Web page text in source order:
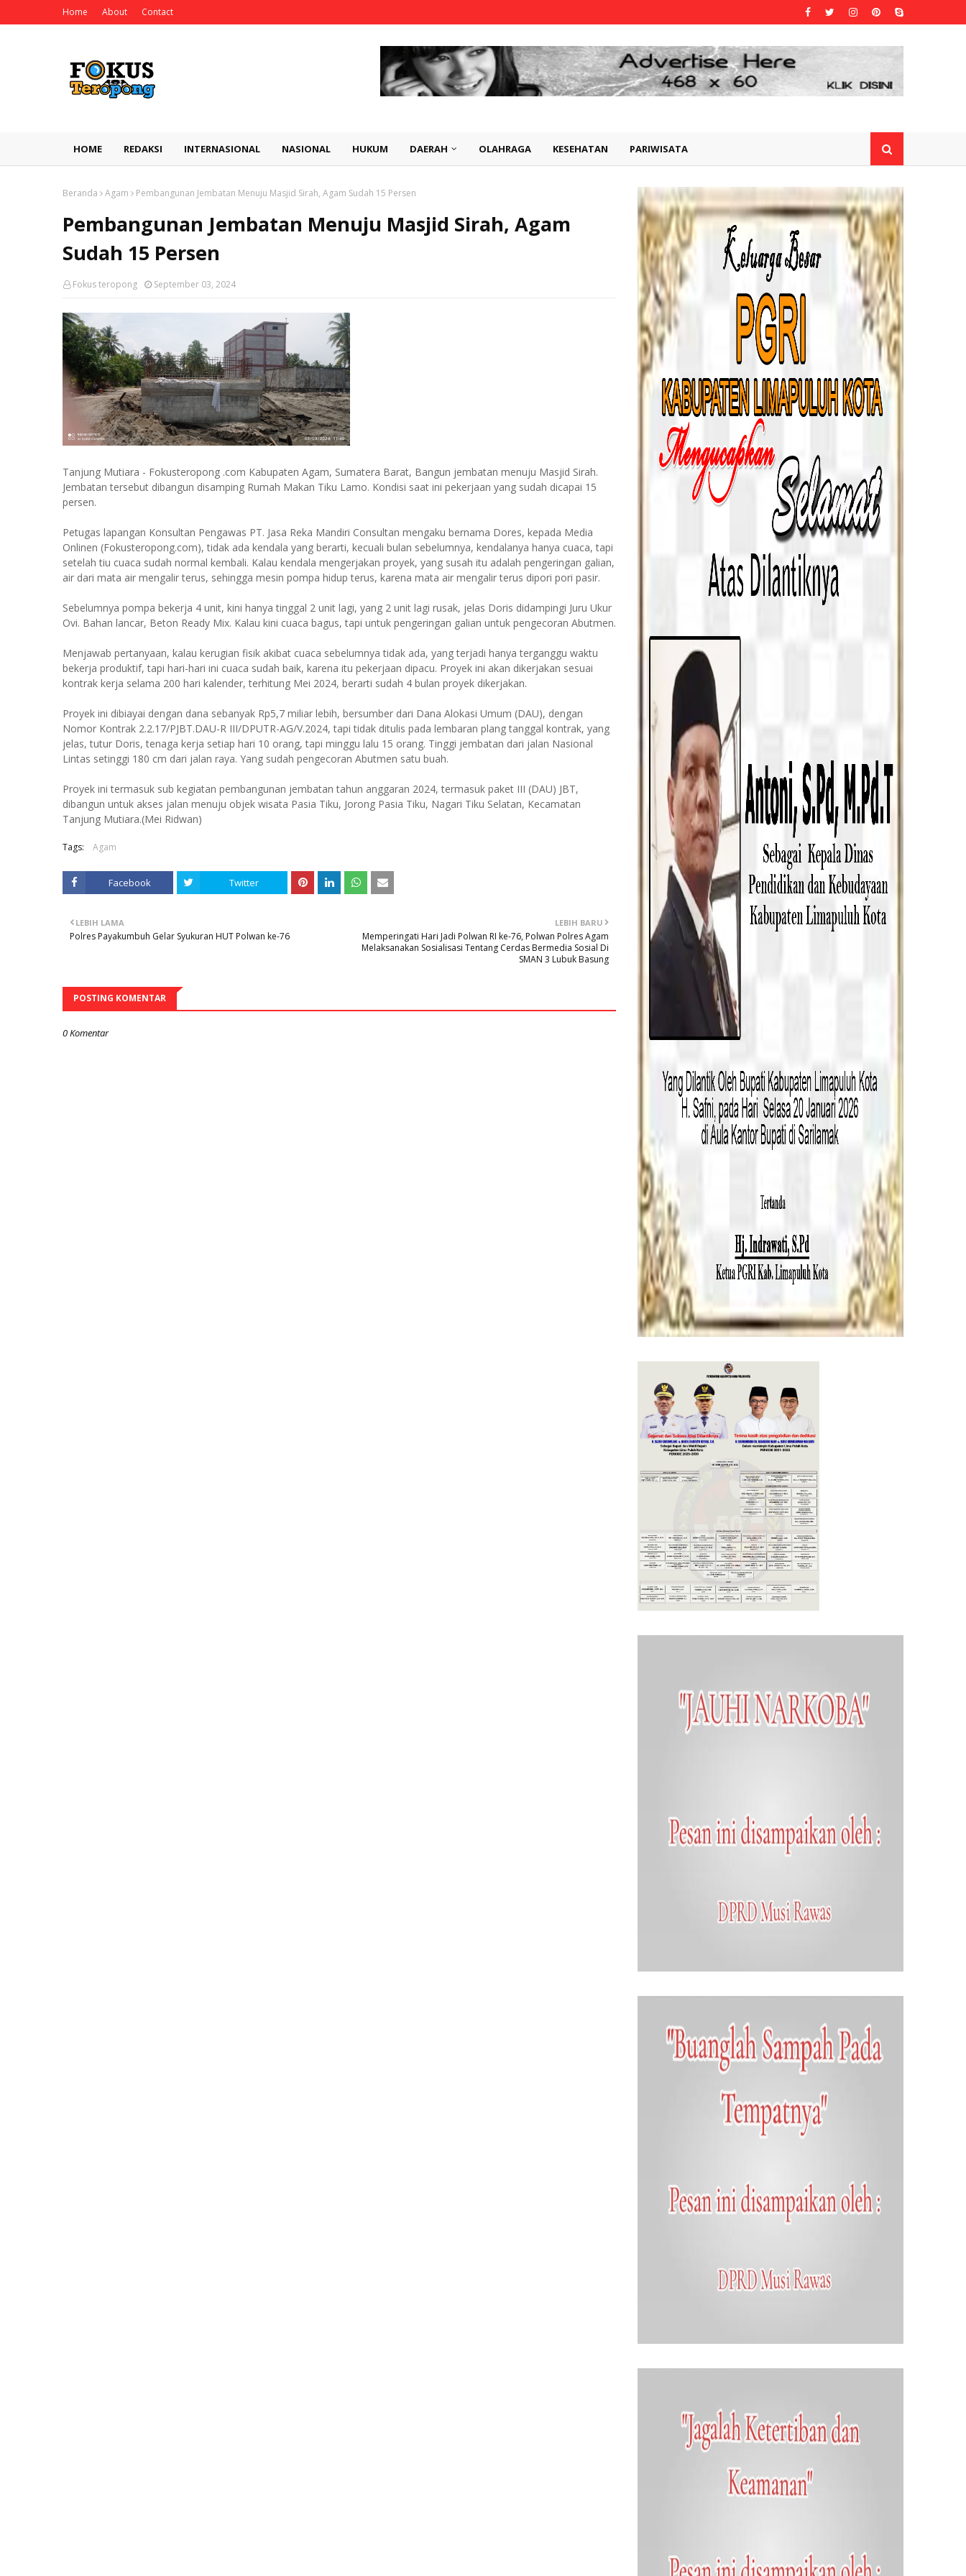
Home About Contact
HOME REDAKSI INTERNASIONAL NASIONAL HUKUM DAERAH OLAHRAGA KESEHATAN PARIWISATA
Beranda Agam Pembangunan Jembatan Menuju Masjid Sirah, Agam Sudah 15 Persen
Pembangunan Jembatan Menuju Masjid Sirah, Agam
Sudah 15 Persen
Fokus teropong September 03, 2024
Tanjung Mutiara - Fokusteropong .com Kabupaten Agam, Sumatera Barat, Bangun jembatan menuju Masjid Sirah.
Jembatan tersebut dibangun disamping Rumah Makan Tiku Lamo. Kondisi saat ini pekerjaan yang sudah dicapai 15
persen.
Petugas lapangan Konsultan Pengawas PT. Jasa Reka Mandiri Consultan mengaku bernama Dores, kepada Media
Onlinen (Fokusteropong.com), tidak ada kendala yang berarti, kecuali bulan sebelumnya, kendalanya hanya cuaca, tapi
setelah tiu cuaca sudah normal kembali. Kalau kendala mengerjakan proyek, yang susah itu adalah pengeringan galian,
air dari mata air mengalir terus, sehingga mesin pompa hidup terus, karena mata air mengalir terus dipori pori pasir.
Sebelumnya pompa bekerja 4 unit, kini hanya tinggal 2 unit lagi, yang 2 unit lagi rusak, jelas Doris didampingi Juru Ukur
Ovi. Bahan lancar, Beton Ready Mix. Kalau kini cuaca bagus, tapi untuk pengeringan galian untuk pengecoran Abutmen.
Menjawab pertanyaan, kalau kerugian fisik akibat cuaca sebelumnya tidak ada, yang terjadi hanya terganggu waktu
bekerja produktif, tapi hari-hari ini cuaca sudah baik, karena itu pekerjaan dipacu. Proyek ini akan dikerjakan sesuai
kontrak kerja selama 200 hari kalender, terhitung Mei 2024, berarti sudah 4 bulan proyek dikerjakan.
Proyek ini dibiayai dengan dana sebanyak Rp5,7 miliar lebih, bersumber dari Dana Alokasi Umum (DAU), dengan
Nomor Kontrak 2.2.17/PJBT.DAU-R III/DPUTR-AG/V.2024, tapi tidak ditulis pada lembaran plang tanggal kontrak, yang
jelas, tutur Doris, tenaga kerja setiap hari 10 orang, tapi minggu lalu 15 orang. Tinggi jembatan dari jalan Nasional
Lintas setinggi 180 cm dari jalan raya. Yang sudah pengecoran Abutmen satu buah.
Proyek ini termasuk sub kegiatan pembangunan jembatan tahun anggaran 2024, termasuk paket III (DAU) JBT,
dibangun untuk akses jalan menuju objek wisata Pasia Tiku, Jorong Pasia Tiku, Nagari Tiku Selatan, Kecamatan
Tanjung Mutiara.(Mei Ridwan)
Tags: Agam
Facebook Twitter
LEBIH BARU
Memperingati Hari Jadi Polwan RI ke-76, Polwan Polres Agam
Melaksanakan Sosialisasi Tentang Cerdas Bermedia Sosial Di
SMAN 3 Lubuk Basung
LEBIH LAMA
Polres Payakumbuh Gelar Syukuran HUT Polwan ke-76
POSTING KOMENTAR
0 Komentar